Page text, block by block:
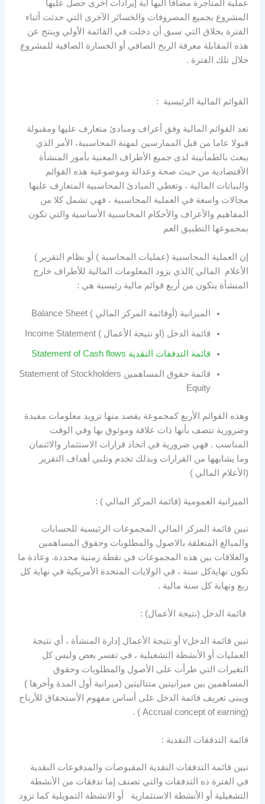
عملية المتاجرة مضافا اليها أية إيرادات آخرى حصل عليها
المشروع بجميع المصروفات والخسائر الآخرى التي حدثت أثناء
الفترة بخلاق التي سبق أن دخلت في القائمة الأولي وينتج عن
هذه المقابلة معرفة الربح الصافي أو الخسارة الصافية للمشروع
خلال تلك الفترة .
القوائم المالية الرئيسية :
تعد القوائم المالية وفق أعراف ومبادئ متعارف عليها ومقبولة
قبولا عاما من قبل الممارسين لمهنة المحاسبية، الأمر الذي
يبعث بالطمأنينة لدى جميع الأطراف المعنية بأمور المنشأة
الأقتصادية من حيث صحة وعدالة وموضوعية هذه القوائم
والبيانات المالية ، وتغطي المبادئ المحاسبية المتعارف عليها
مجالات واسعة في العملية المحاسبية ، فهي تشمل كلا من
المفاهيم والأعراف والأحكام المحاسبية الأساسية والتي تكون
بمجموعها التطبيق العم
إن العملية المحاسبية (عمليات المحاسبة ) أو نظام التقرير )
الأعلام المالي )الذي يزود المعلومات المالية للأطراف خارج
المنشأة يتكون من أربع قوائم مالية رئيسية هي :
الميزانية (أوقائمة المركز المالي ) Balance Sheet
قائمة الدخل (او نتيجة الأعمال ) Income Statement
قائمة التدفقات النقدية Statement of Cash flows
قائمة حقوق المساهمين Statement of Stockholders
Equity
وهذه القوائم الأربع كمجموعة يقصد منها تزويد معلومات مفيدة
وضرورية تتصف بأنها ذات علاقة وموثوق بها وفي الوقت
المناسب . فهي ضرورية في اتخاذ قرارات الاستثمار والائتمان
وما يشابهها من القرارات وبذلك تخدم وتلبي أهداف التقرير
(الأعلام المالي )
الميزانية العمومية (قائمة المركز المالي ) :
تبين قائمة المركز المالي المجموعات الرئيسية للحسابات
والمبالغ المتعلقة بالاصول والمطلوبات وحقوق المساهمين
والعلاقات بين هذه المجموعات في نقطة زمنية محددة. وعادة ما
تكون نهايةكل سنة ، في الولايات المتحدة الأمريكية في نهاية كل
ربع ونهاية كل سنة مالية .
قائمة الدخل (نتيجة الأعمال) :
تبين قائمة الدخلv أو نتيجة الأعمال إدارة المنشأة ، أي نتيجة
العمليات أو الأنشطة التشغيلية ، في تفسر بعض وليس كل
التغيرات التي طرأت على الأصول والمطلوبات وحقوق
المساهمين بين ميزانيتين متتاليتين (ميزانية أول المدة وأخرها )
ويبنى تعريف قائمة الدخل على أساس مفهوم الأستحقاق للأرباح
(Accrual concept of earning ) .
قائمة التدفقات النقدية :
تبين قائمة التدفقات النقدية المقبوضات والمدفوعات النقدية
في الفترة ذه التدفقات والتي تصنف إما تدفقات من الأنشطة
التشغيلية أو الأنشطة الاستثمارية أو الانشطة التمويلية كما تزود